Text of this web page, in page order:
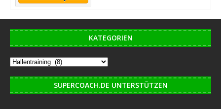
KATEGORIEN
SUPERCOACH.DE UNTERSTÜTZEN